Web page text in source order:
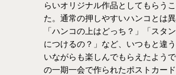
らいオリジナル作品としてもらう
た。通常の押しやすいハンコとは異
「ハンコの上はどっち？」「スタ
につけるの？」など、いつもと違
いながらも楽しんでもらえたよう
の一期一会で作られたポストカー